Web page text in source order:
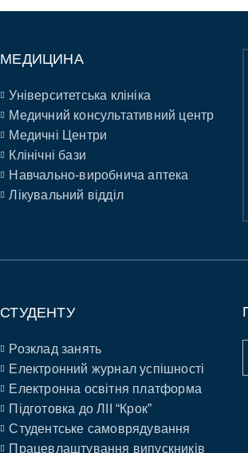
МЕДИЦИНА
Університетська клініка
Медичний консультативний центр
Медичні Центри
Клінічні бази
Навчально-виробнича аптека
Лікувальний відділ
СТУДЕНТУ
Розклад занять
Електронний журнал успішності
Електронна освітня платформа
Підготовка до ЛІІ “Крок”
Студентське самоврядування
Працевлаштування випускників